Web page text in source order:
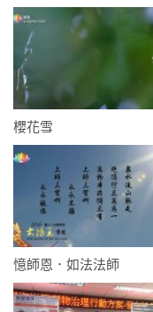
櫻花雪
憶師恩．如法法師